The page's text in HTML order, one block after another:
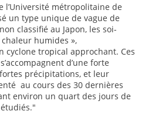
l’Université métropolitaine de
un type unique de vague de
classifié au Japon, les soi-
humides »,
cyclone tropical approchant. Ces
d’une forte
précipitations, et leur
au cours des 30 dernières
environ un quart des jours de